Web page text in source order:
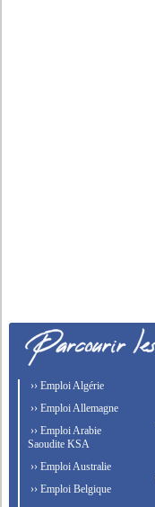
›› Emploi Algérie
›› Emploi Allemagne
›› Emploi Arabie
Saoudite KSA
›› Emploi Australie
›› Emploi Belgique